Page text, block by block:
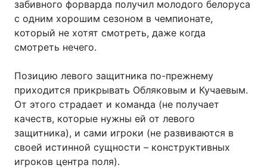
забивного форварда получил молодого белоруса
с одним хорошим сезоном в чемпионате,
который не хотят смотреть, даже когда
смотреть нечего.
Позицию левого защитника по-прежнему
приходится прикрывать Обляковым и Кучаевым.
От этого страдает и команда (не получает
качеств, которые нужны ей от левого
защитника), и сами игроки (не развиваются в
своей истинной сущности – конструктивных
игроков центра поля).